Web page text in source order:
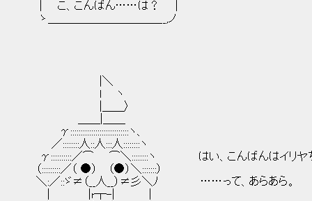
| こ、こんばん……は？ |
ゝ＿＿＿＿＿＿＿＿＿＿__,ノ
|＼
l ヽ
|＿＿〉
γ::::::::::::::::::::::::::::ヽ、
／::::::::人::人:::人::::::::ヽ
γ::::::::::／⌒ ⌒＼::::::::ヽ はい、こんばんはイリヤち
（:::::::::／（ ●） （●）＼:::::::）
＼:／::ゞ≠（__人__）≠彡＼ﾉ ……って、あらあら。
| |r┬-| |